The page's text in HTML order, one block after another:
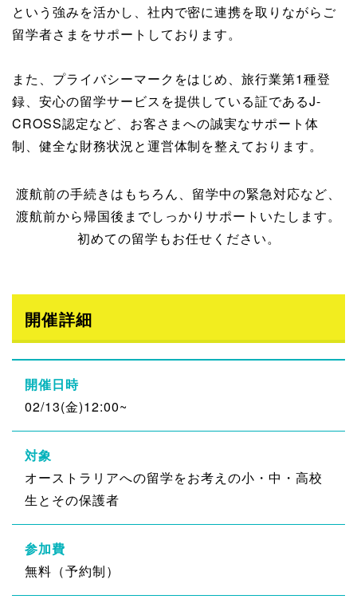
という強みを活かし、社内で密に連携を取りながらご
留学者さまをサポートしております。
また、プライバシーマークをはじめ、旅行業第1種登
録、安心の留学サービスを提供している証であるJ-
CROSS認定など、お客さまへの誠実なサポート体
制、健全な財務状況と運営体制を整えております。
渡航前の手続きはもちろん、留学中の緊急対応など、
渡航前から帰国後までしっかりサポートいたします。
初めての留学もお任せください。
開催詳細
開催日時
02/13(金)12:00~
対象
オーストラリアへの留学をお考えの小・中・高校
生とその保護者
参加費
無料（予約制）